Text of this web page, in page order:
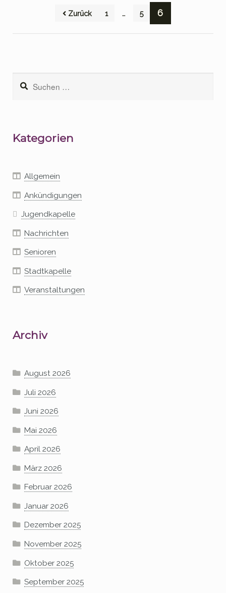
Seitennummerierung
der
Zurück 1 … 5 6
nach:
Kategorien
Allgemein
Ankündigungen
Jugendkapelle
Nachrichten
Senioren
Stadtkapelle
Veranstaltungen
Archiv
August 2026
Juli 2026
Juni 2026
Mai 2026
April 2026
März 2026
Februar 2026
Januar 2026
Dezember 2025
November 2025
Oktober 2025
September 2025